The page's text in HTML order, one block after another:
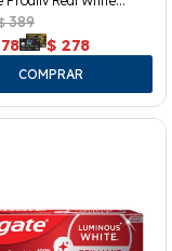
389
$ 278